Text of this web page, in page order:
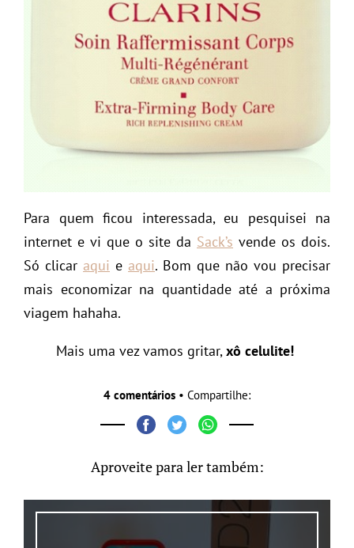
Para quem ficou interessada, eu pesquisei na
internet e vi que o site da Sack’s vende os dois.
Só clicar aqui e aqui. Bom que não vou precisar
mais economizar na quantidade até a próxima
viagem hahaha.
Mais uma vez vamos gritar,xô celulite!
4 comentários • Compartilhe:
Aproveite para ler também: